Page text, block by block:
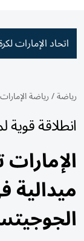
اتحاد الإمارات
رياضة/رياضة الإمارات
انطلاقة
ميدالية